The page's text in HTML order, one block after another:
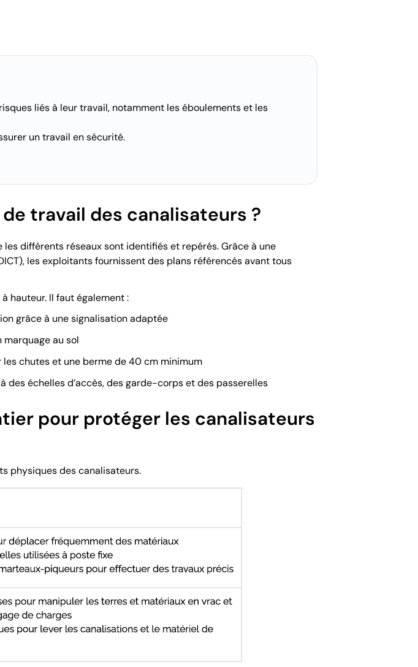
liés à leur travail, notamment les éboulements et les
un travail en sécurité.
travail des canalisateurs ?
différents réseaux sont identifiés et repérés. Grâce à une
les exploitants fournissent des plans référencés avant tous
hauteur. Il faut également :
grâce à une signalisation adaptée
au sol
chutes et une berme de 40 cm minimum
échelles d’accès, des garde-corps et des passerelles
pour protéger les canalisateurs
physiques des canalisateurs.